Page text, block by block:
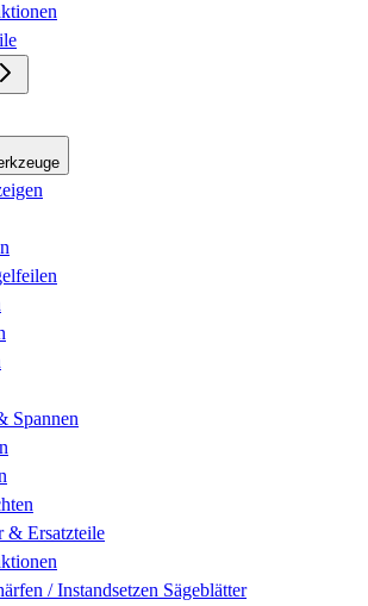
Spannen
& Ersatzteile
/ Instandsetzen Sägeblätter